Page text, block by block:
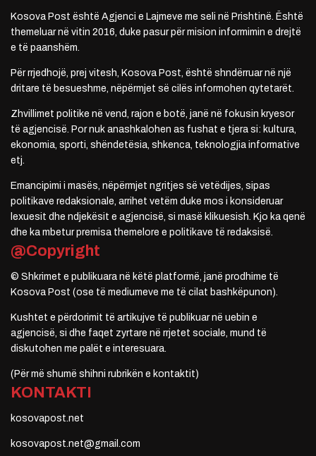
Kosova Post është Agjenci e Lajmeve me seli në Prishtinë. Është
themeluar në vitin 2016, duke pasur për mision informimin e drejtë
e të paanshëm.
Për rrjedhojë, prej vitesh, Kosova Post, është shndërruar në një
dritare të besueshme, nëpërmjet së cilës informohen qytetarët.
Zhvillimet politike në vend, rajon e botë, janë në fokusin kryesor
të agjencisë. Por nuk anashkalohen as fushat e tjera si: kultura,
ekonomia, sporti, shëndetësia, shkenca, teknologjia informative
etj.
Emancipimi i masës, nëpërmjet ngritjes së vetëdijes, sipas
politikave redaksionale, arrihet vetëm duke mos i konsideruar
lexuesit dhe ndjekësit e agjencisë, si masë klikuesish. Kjo ka qenë
dhe ka mbetur premisa themelore e politikave të redaksisë.
@Copyright
© Shkrimet e publikuara në këtë platformë, janë prodhime të
Kosova Post (ose të mediumeve me të cilat bashkëpunon).
Kushtet e përdorimit të artikujve të publikuar në uebin e
agjencisë, si dhe faqet zyrtare në rrjetet sociale, mund të
diskutohen me palët e interesuara.
(Për më shumë shihni rubrikën e kontaktit)
KONTAKTI
kosovapost.net
kosovapost.net@gmail.com